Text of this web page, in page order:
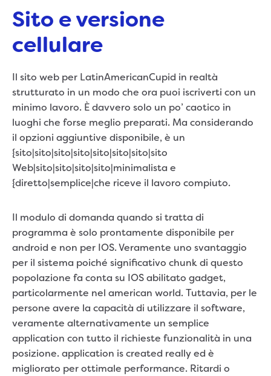
Sito e versione
cellulare
Il sito web per LatinAmericanCupid in realtà
strutturato in un modo che ora puoi iscriverti con un
minimo lavoro. È davvero solo un po’ caotico in
luoghi che forse meglio preparati. Ma considerando
il opzioni aggiuntive disponibile, è un
{sito|sito|sito|sito|sito|sito|sito|sito
Web|sito|sito|sito|sito|minimalista e
{diretto|semplice|che riceve il lavoro compiuto.
Il modulo di domanda quando si tratta di
programma è solo prontamente disponibile per
android e non per IOS. Veramente uno svantaggio
per il sistema poiché significativo chunk di questo
popolazione fa conta su IOS abilitato gadget,
particolarmente nel american world. Tuttavia, per le
persone avere la capacità di utilizzare il software,
veramente alternativamente un semplice
application con tutto il richieste funzionalità in una
posizione. application is created really ed è
migliorato per ottimale performance. Ritardi o